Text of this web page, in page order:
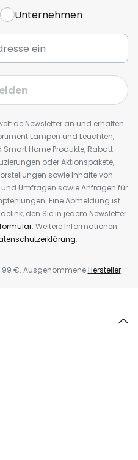
Unternehmen
Newsletter an und erhalten
Lampen und Leuchten,
Home Produkte, Rabatt-
oder Aktionspakete,
sowie Inhalte von
Umfragen sowie Anfragen für
Eine Abmeldung ist
den Sie in jedem Newsletter
. Weitere Informationen
.
99 €. AusgenommeneHersteller.